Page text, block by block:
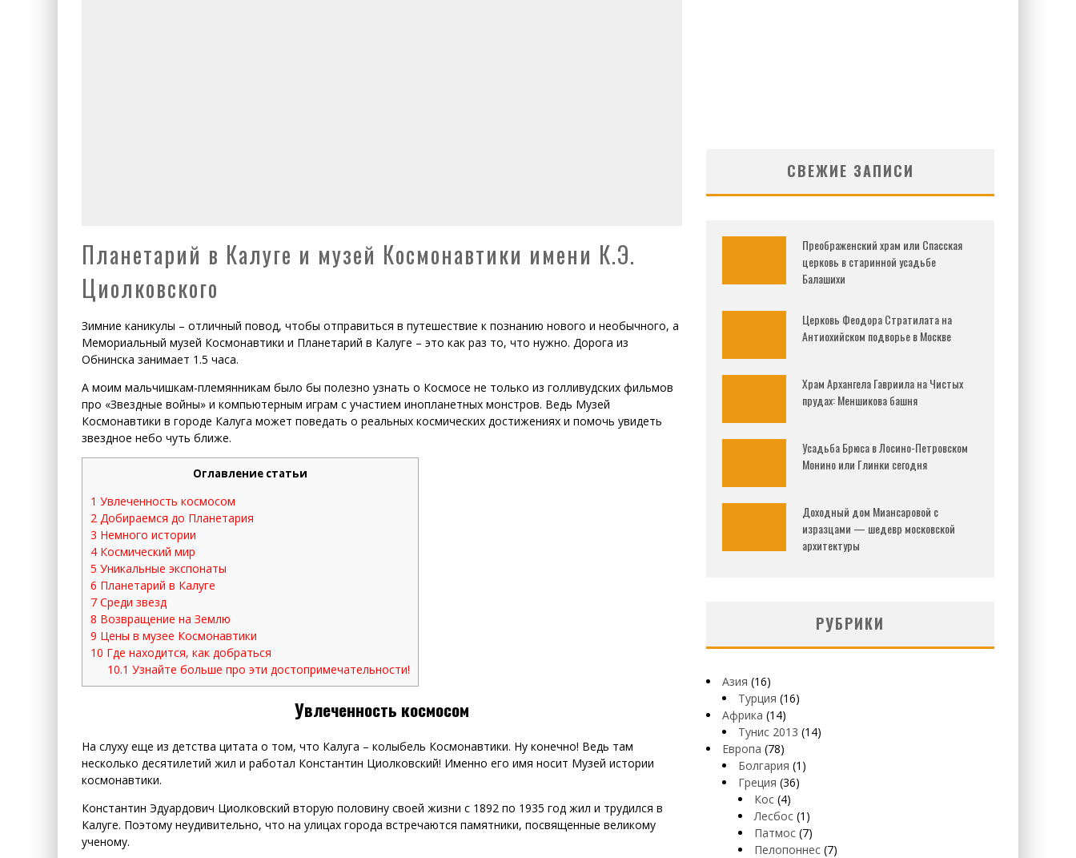
Планетарий в Калуге и музей Космонавтики имени К.Э.
Циолковского
Зимние каникулы – отличный повод, чтобы отправиться в путешествие к познанию нового и необычного, а
Мемориальный музей Космонавтики и Планетарий в Калуге – это как раз то, что нужно. Дорога из
Обнинска занимает 1.5 часа.
А моим мальчишкам-племянникам было бы полезно узнать о Космосе не только из голливудских фильмов
про «Звездные войны» и компьютерным играм с участием инопланетных монстров. Ведь Музей
Космонавтики в городе Калуга может поведать о реальных космических достижениях и помочь увидеть
звездное небо чуть ближе.
Оглавление статьи
1 Увлеченность космосом
2 Добираемся до Планетария
3 Немного истории
4 Космический мир
5 Уникальные экспонаты
6 Планетарий в Калуге
7 Среди звезд
8 Возвращение на Землю
9 Цены в музее Космонавтики
10 Где находится, как добраться
10.1 Узнайте больше про эти достопримечательности!
Увлеченность космосом
На слуху еще из детства цитата о том, что Калуга – колыбель Космонавтики. Ну конечно! Ведь там
несколько десятилетий жил и работал Константин Циолковский! Именно его имя носит Музей истории
космонавтики.
Константин Эдуардович Циолковский вторую половину своей жизни с 1892 по 1935 год жил и трудился в
Калуге. Поэтому неудивительно, что на улицах города встречаются памятники, посвященные великому
ученому.
СВЕЖИЕ ЗАПИСИ
Преображенский храм или Спасская
церковь в старинной усадьбе
Балашихи
Церковь Феодора Стратилата на
Антиохийском подворье в Москве
Храм Архангела Гавриила на Чистых
прудах: Меншикова башня
Усадьба Брюса в Лосино-Петровском
Монино или Глинки сегодня
Доходный дом Миансаровой с
изразцами — шедевр московской
архитектуры
РУБРИКИ
Азия (16)
Турция (16)
Африка (14)
Тунис 2013 (14)
Европа (78)
Болгария (1)
Греция (36)
Кос (4)
Лесбос (1)
Патмос (7)
Пелопоннес (7)